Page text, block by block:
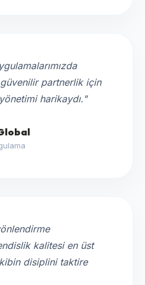
partnerlik için
harikaydı."
kalitesi en üst
disiplini taktire